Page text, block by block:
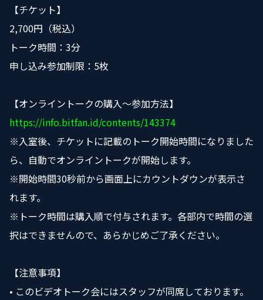
【チケット】
2,700円（税込）
トーク時間：3分
申し込み参加制限：5枚
【オンライントークの購入〜参加方法】
https://info.bitfan.id/contents/143374
※入室後、チケットに記載のトーク開始時間になりました
ら、自動でオンライントークが開始します。
※開始時間30秒前から画面上にカウントダウンが表示さ
れます。
※トーク時間は購入順で付与されます。各部内で時間の選
択はできませんので、あらかじめご了承ください。
【注意事項】
• このビデオトーク会にはスタッフが同席しております。